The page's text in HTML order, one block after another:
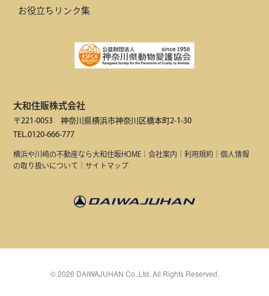
お役立ちリンク集
大和住販株式会社
〒221-0053 神奈川県横浜市神奈川区橋本町2-1-30
TEL.0120-666-777
横浜や川崎の不動産なら大和住販HOME ｜会社案内 ｜利用規約 ｜個人情報
の取り扱いについて
サイトマップ
©2026 DAIWAJUHAN Co.,Ltd. All Rights Reserved.